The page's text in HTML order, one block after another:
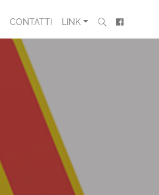
CONTATTI LINK